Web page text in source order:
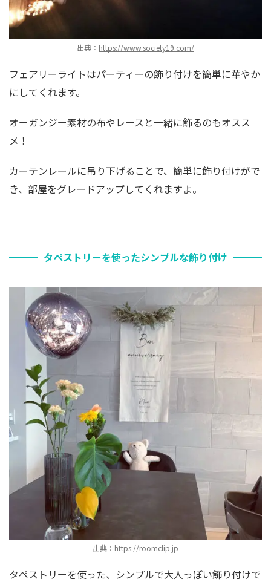
出典： https://www.society19.com/
フェアリーライトはパーティーの飾り付けを簡単に華やか
にしてくれます。
オーガンジー素材の布やレースと一緒に飾るのもオスス
メ！
カーテンレールに吊り下げることで、簡単に飾り付けがで
き、部屋をグレードアップしてくれますよ。
タペストリーを使ったシンプルな飾り付け
出典： https://roomclip.jp
タペストリーを使った、シンプルで大人っぽい飾り付けで